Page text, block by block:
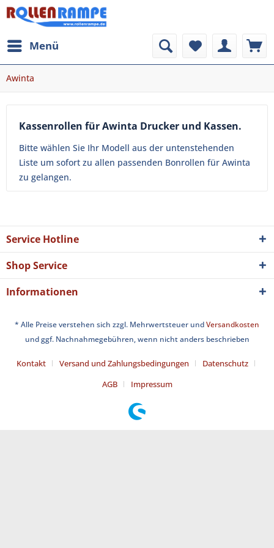
Menü
Awinta
Kassenrollen für Awinta Drucker und Kassen.
Bitte wählen Sie Ihr Modell aus der untenstehenden
Liste um sofort zu allen passenden Bonrollen für Awinta
zu gelangen.
Service Hotline
Shop Service
Informationen
* Alle Preise verstehen sich zzgl. Mehrwertsteuer undVersandkosten
und ggf. Nachnahmegebühren, wenn nicht anders beschrieben
Kontakt Versand und Zahlungsbedingungen
Datenschutz
AGB
Impressum